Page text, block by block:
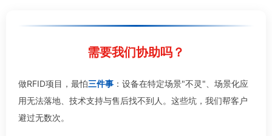
需要我们协助吗？
做RFID项目，最怕三件事 ：设备在特定场景"不灵"、场景化应
用无法落地、技术支持与售后找不到人。这些坑，我们帮客户
避过无数次。